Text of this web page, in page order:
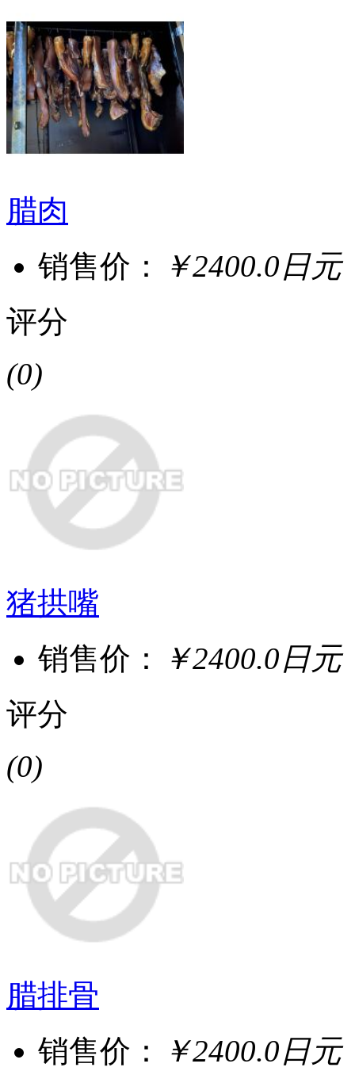
腊肉
销售价：
￥2400.0日元
评分
(0)
猪拱嘴
销售价：
￥2400.0日元
评分
(0)
腊排骨
销售价：
￥2400.0日元